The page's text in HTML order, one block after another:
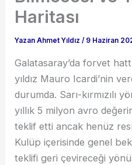
Haritası
Yazan Ahmet Yıldız/ 9 Haziran
Galatasaray’da forvet
yıldız Mauro Icardi’nin
durumda. Sarı-kırmızılı
yıllık 5 milyon avro
teklif etti ancak henüz
Kulüp içerisinde genel
teklifi geri çevireceği